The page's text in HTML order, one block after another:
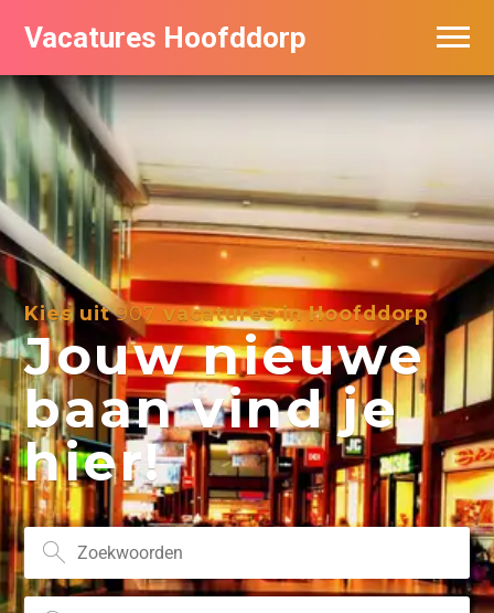
Vacatures Hoofddorp
Kies uit907 vacatures in Hoofddorp
Jouw nieuwe
baan vind je
hier!
Vacatures per bedrijf in Hoofddorp